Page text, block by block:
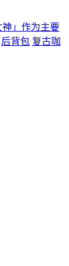
」作为主要
后背包 复古咖